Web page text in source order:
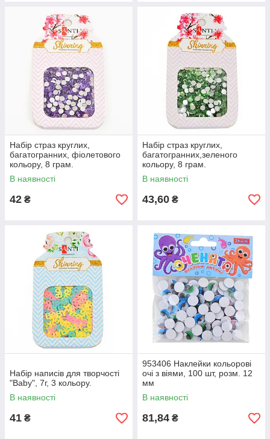
Набір страз круглих,
багатогранних, фіолетового
кольору, 8 грам.
В наявності
42 ₴
Набір страз круглих,
багатогранних,зеленого
кольору, 8 грам.
В наявності
43,60 ₴
Набір написів для творчості
"Baby", 7г, 3 кольору.
В наявності
41 ₴
953406 Наклейки кольорові
очі з віями, 100 шт, розм. 12
мм
В наявності
81,84 ₴